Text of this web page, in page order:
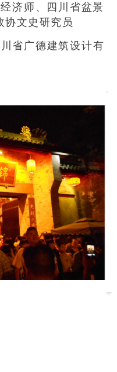
济师、四川省盆景
协文史研究员
广德建筑设计有